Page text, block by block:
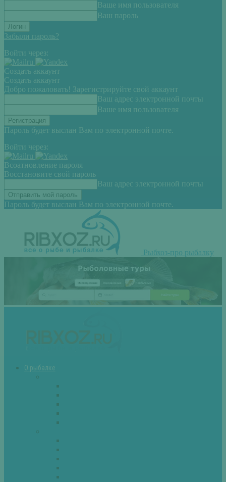
Ваше имя пользователя
Ваш пароль
Забыли пароль?
Войти через:
Создать аккаунт
Создать аккаунт
Добро пожаловать! Зарегистрируйте свой аккаунт
Ваш адрес электронной почты
Ваше имя пользователя
Пароль будет выслан Вам по электронной почте.
Войти через:
Всоатновление пароля
Восстановите свой пароль
Ваш адрес электронной почты
Пароль будет выслан Вам по электронной почте.
Рыбхоз-про рыбалку
О рыбалке